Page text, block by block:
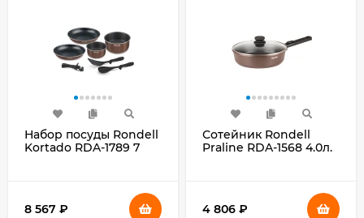
Набор посуды Rondell
Kortado RDA-1789 7
8 567 ₽
Сотейник Rondell
Praline RDA-1568 4.0л.
4 806 ₽